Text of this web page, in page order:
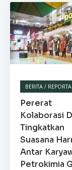
BERITA /
Pererat
Kolaborasi
Tingkatkan
Suasana
Antar
Petrokimia